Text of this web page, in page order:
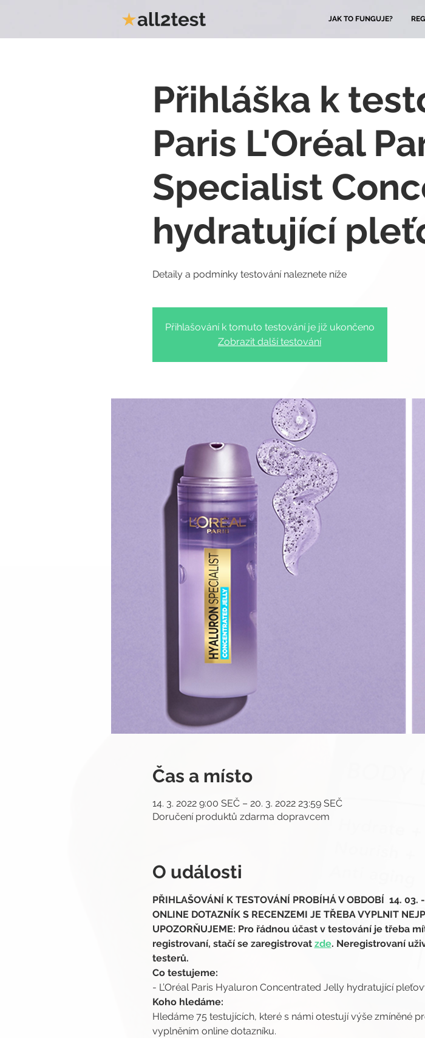
JAK TO FUNGUJE?
Přihláška k
Paris L'Oréal
Specialist
hydratující
Detaily a podmínky testování naleznete níže
Přihlašování k tomuto testování je již ukončeno
Zobrazit další testování
Čas a místo
14. 3. 2022 9:00 SEČ – 20. 3. 2022 23:59 SEČ
Doručení produktů zdarma dopravcem
O události
PŘIHLAŠOVÁNÍ K TESTOVÁNÍ PROBÍHÁ V OBDOBÍ  14. 03.
ONLINE DOTAZNÍK S RECENZEMI JE TŘEBA VYPLNIT
UPOZORŇUJEME: Pro řádnou účast v testování je třeba
registrovaní, stačí se zaregistrovat zde. Neregistrovaní
testerů.
Co testujeme:
- L’Oréal Paris Hyaluron Concentrated Jelly hydratující
Koho hledáme:
Hledáme 75 testujících, které s námi otestují výše zmíněné
vyplněním online dotazníku.